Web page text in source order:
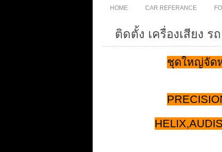
HOME CAR REFERANCE
ติดตั้ง เครื่องเสียง ร
ชุดใหญ่จัดห